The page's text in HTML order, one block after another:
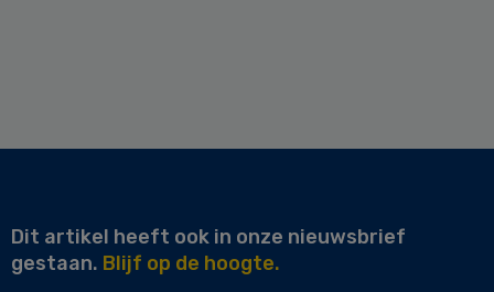
Dit artikel heeft ook in onze nieuwsbrief
gestaan. Blijf op de hoogte.